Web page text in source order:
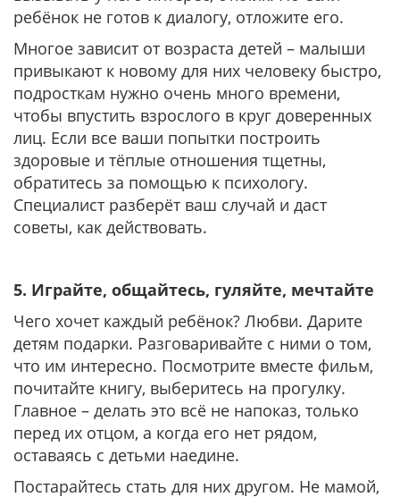
ребёнок не готов к диалогу, отложите его.
Многое зависит от возраста детей – малыши
привыкают к новому для них человеку быстро,
подросткам нужно очень много времени,
чтобы впустить взрослого в круг доверенных
лиц. Если все ваши попытки построить
здоровые и тёплые отношения тщетны,
обратитесь за помощью к психологу.
Специалист разберёт ваш случай и даст
советы, как действовать.
5. Играйте, общайтесь, гуляйте, мечтайте
Чего хочет каждый ребёнок? Любви. Дарите
детям подарки. Разговаривайте с ними о том,
что им интересно. Посмотрите вместе фильм,
почитайте книгу, выберитесь на прогулку.
Главное – делать это всё не напоказ, только
перед их отцом, а когда его нет рядом,
оставаясь с детьми наедине.
Постарайтесь стать для них другом. Не мамой,